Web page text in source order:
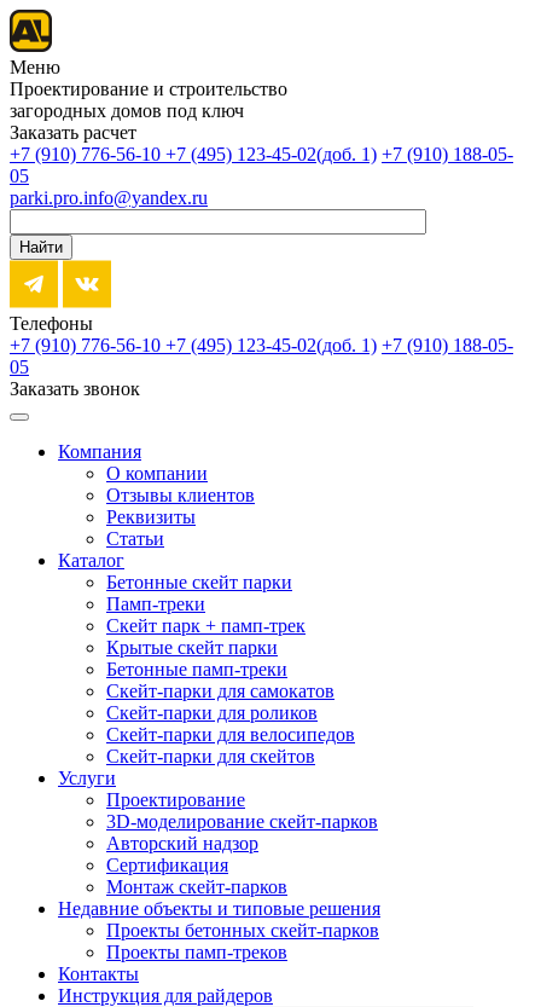
Меню
Проектирование и строительство
загородных домов под ключ
Заказать расчет
+7 (910) 776-56-10‬ +7 (495) 123-45-02(доб. 1) +7 (910) 188-05-
05
parki.pro.info@yandex.ru
Найти
Телефоны
+7 (910) 776-56-10‬ +7 (495) 123-45-02(доб. 1) +7 (910) 188-05-
05
Заказать звонок
Компания
О компании
Отзывы клиентов
Реквизиты
Статьи
Каталог
Бетонные скейт парки
Памп-треки
Скейт парк + памп-трек
Крытые скейт парки
Бетонные памп-треки
Скейт-парки для самокатов
Скейт-парки для роликов
Скейт-парки для велосипедов
Скейт-парки для скейтов
Услуги
Проектирование
3D-моделирование скейт-парков
Авторский надзор
Сертификация
Монтаж скейт-парков
Недавние объекты и типовые решения
Проекты бетонных скейт-парков
Проекты памп-треков
Контакты
Инструкция для райдеров